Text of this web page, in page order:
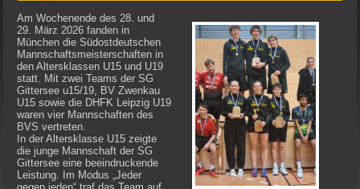
Am Wochenende des 28. und
29. März 2026 fanden in
München die Südostdeutschen
Mannschaftsmeisterschaften in
den Altersklassen U15 und U19
statt. Mit zwei Teams der SG
Gittersee u15/19, BV Zwenkau
U15 sowie die DHFK Leipzig U19
waren vier Mannschaften des
BVS vertreten.
In der Altersklasse U15 zeigte
die junge Mannschaft der SG
Gittersee eine beeindruckende
Leistung. Im Modus „Jeder